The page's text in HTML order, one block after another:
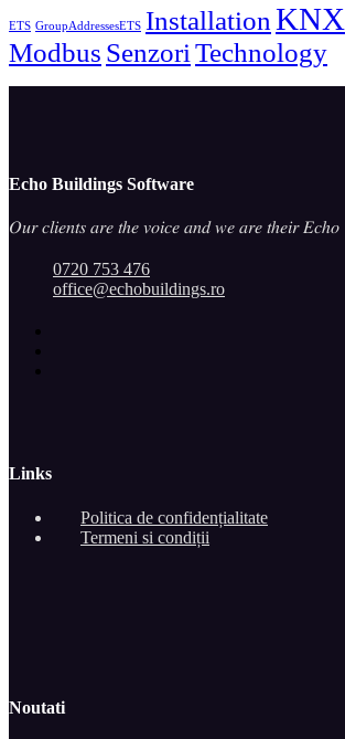
ETS GroupAddressesETS Installation KNX
Modbus Senzori Technology
Echo Buildings Software
𝑂𝑢𝑟 𝑐𝑙𝑖𝑒𝑛𝑡𝑠 𝑎𝑟𝑒 𝑡ℎ𝑒 𝑣𝑜𝑖𝑐𝑒 𝑎𝑛𝑑 𝑤𝑒 𝑎𝑟𝑒 𝑡ℎ𝑒𝑖𝑟 𝐸𝑐ℎ𝑜
0720 753 476
office@echobuildings.ro
Links
Politica de confidențialitate
Termeni si condiții
Noutati